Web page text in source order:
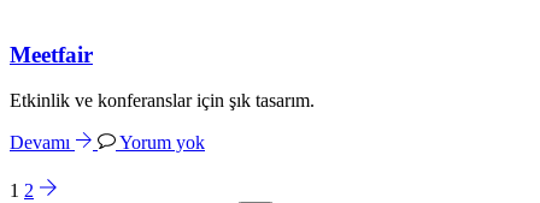
Meetfair
Etkinlik ve konferanslar için şık tasarım.
Devamı Yorum yok
1 2